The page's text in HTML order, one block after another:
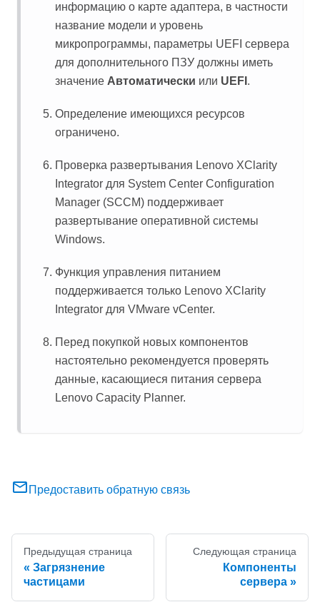
информацию о карте адаптера, в частности
название модели и уровень
микропрограммы, параметры UEFI сервера
для дополнительного ПЗУ должны иметь
значение Автоматически или UEFI .
Определение имеющихся ресурсов
ограничено.
Проверка развертывания Lenovo XClarity
Integrator для System Center Configuration
Manager (SCCM) поддерживает
развертывание оперативной системы
Windows.
Функция управления питанием
поддерживается только Lenovo XClarity
Integrator для VMware vCenter.
Перед покупкой новых компонентов
настоятельно рекомендуется проверять
данные, касающиеся питания сервера
Lenovo Capacity Planner.
Предоставить обратную связь
Предыдущая страница
Загрязнение
частицами
Следующая страница
Компоненты
сервера